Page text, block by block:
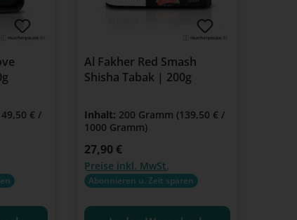
€ /
Al Fakher Red Smash
Shisha Tabak | 200g
Inhalt: 200 Gramm (139,50 € /
1000 Gramm)
Regulärer Preis:
27,90 €
Preise inkl. MwSt.
Abonnieren u. Zeit sparen